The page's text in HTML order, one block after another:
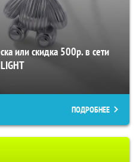
или скидка 500р. в сети
ПОДРОБНЕЕ